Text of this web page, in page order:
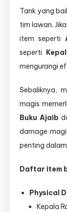
Tank yang
tim lawan.
item seperti
seperti
mengurangi
Sebaliknya,
magis
Buku Ajaib
damage
penting
Daftar item
Physical
Kepala